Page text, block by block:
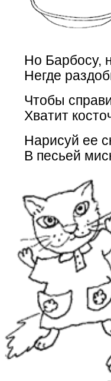
Но Барбосу,
Негде
Чтобы
Хватит
Нарисуй ее
В песьей